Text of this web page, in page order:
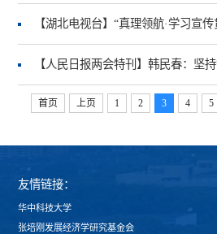
首页 上页 1 2 3 4 5
友情链接：
华中科技大学
张培刚发展经济学研究基金会